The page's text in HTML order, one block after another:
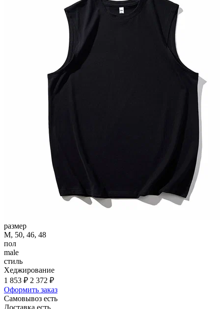
размер
M, 50, 46, 48
пол
male
стиль
Хеджирование
1 853 ₽ 2 372 ₽
Оформить заказ
Самовывоз есть
Доставка есть